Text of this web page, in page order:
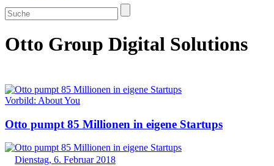
Otto Group Digital Solutions
Vorbild: About You
Otto pumpt 85 Millionen in eigene Startups
Dienstag, 6. Februar 2018